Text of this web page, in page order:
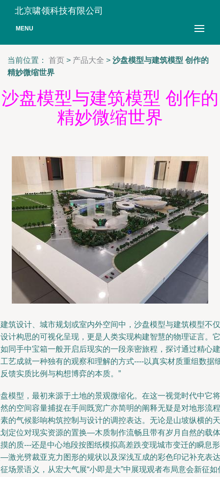
北京啸领科技有限公司
MENU
当前位置： 首页 > 产品大全 > 沙盘模型与建筑模型 创作的
精妙微缩世界
沙盘模型与建筑模型 创作的
精妙微缩世界
筑设计、城市规划或室内外空间中，沙盘模型与建筑模型不仅
计构思的可视化呈现，更是人类实现构建智慧的物理证言。它
同手中宝箱一般开启后现实的一段亲密旅程，探讨通过精心建
艺成就一种独有的观察和理解的方式----以真实材质重组数据
馈实质比例与构想博弈的本质。”
模型，最初来源于土地的景观微缩化。在这一视觉时代中它将
的空间容量捕捉在手间既宽广亦简明的阐释无疑是对地形流程
的气候影响构筑控制与设计的调控表达。无论是山坡纵横的天
定位对现实资源的置换—木质制作流畅且带有岁月自然的载体
的质---还是中心地段按图纸模拟高差跌变现城市变迁的瞬息形
激光劈裁亚克力图形的规状以及深浅互成的彩色印记补充表达
场景语义，从宏大气展“小即是大”中展现观者布局意会新征如